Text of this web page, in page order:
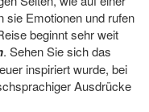
sie Emotionen und rufen
beginnt sehr weit
. Sehen Sie sich das
inspiriert wurde, bei
Ausdrücke